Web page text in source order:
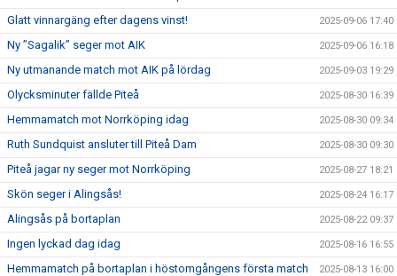
Glatt vinnargäng efter dagens vinst! 2025-09-06 17:40
Ny ”Sagalik” seger mot AIK 2025-09-06 16:18
Ny utmanande match mot AIK på lördag 2025-09-03 19:29
Olycksminuter fällde Piteå 2025-08-30 16:39
Hemmamatch mot Norrköping idag 2025-08-30 09:34
Ruth Sundquist ansluter till Piteå Dam 2025-08-30 09:30
Piteå jagar ny seger mot Norrköping 2025-08-27 18:21
Skön seger i Alingsås! 2025-08-24 16:17
Alingsås på bortaplan 2025-08-22 09:37
Ingen lyckad dag idag 2025-08-16 16:55
Hemmamatch på bortaplan i höstomgångens första match 2025-08-13 16:00